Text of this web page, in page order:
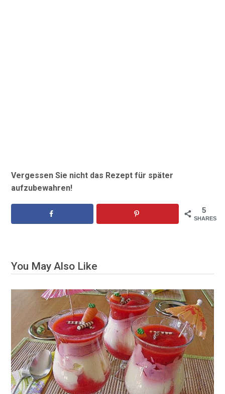
Vergessen Sie nicht das Rezept für später
aufzubewahren!
5
SHARES
You May Also Like